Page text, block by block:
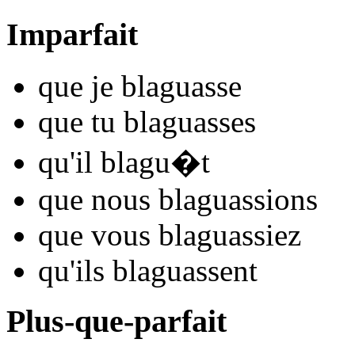
Imparfait
que je blaguasse
que tu blaguasses
qu'il blagu�t
que nous blaguassions
que vous blaguassiez
qu'ils blaguassent
Plus-que-parfait